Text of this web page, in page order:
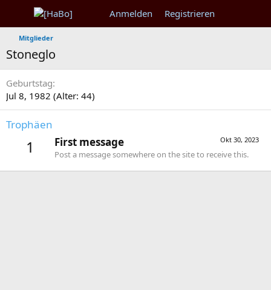
Anmelden Registrieren
Mitglieder
Stoneglo
Geburtstag
Jul 8, 1982 (Alter: 44)
Trophäen
1 Okt 30, 2023
First message
Post a message somewhere on the site to receive this.